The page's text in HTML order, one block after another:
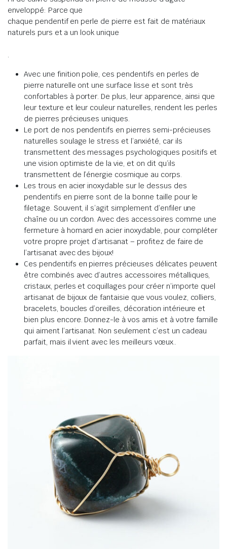
enveloppé: Parce que
chaque pendentif en perle de pierre est fait de matériaux
naturels purs et a un look unique
.
Avec une finition polie, ces pendentifs en perles de
pierre naturelle ont une surface lisse et sont très
confortables à porter. De plus, leur apparence, ainsi que
leur texture et leur couleur naturelles, rendent les perles
de pierres précieuses uniques.
Le port de nos pendentifs en pierres semi-précieuses
naturelles soulage le stress et l’anxiété, carils
transmettent des messages psychologiques positifs et
une vision optimiste de la vie, et on dit qu’ils
transmettent de l’énergie cosmique au corps.
Les trous en acier inoxydable sur le dessus des
pendentifs en pierre sont de la bonne taille pour le
filetage. Souvent, il s’agit simplement d’enfiler une
chaîne ou un cordon.Avec des accessoires comme une
fermeture à homard en acier inoxydable, pour compléter
votre propre projet d’artisanat – profitez de faire de
l’artisanat avec des bijoux!
Ces pendentifs en pierres précieuses délicates peuvent
être combinés avec d’autres accessoires métalliques,
cristaux, perles et coquillages pour créer n’importe quel
artisanat de bijoux de fantaisie que vous voulez, colliers,
bracelets, boucles d’oreilles, décoration intérieure et
bien plus encore. Donnez-le à vos amis et à votre famille
qui aiment l’artisanat. Non seulement c’est un cadeau
parfait, mais il vient avec les meilleurs vœux..